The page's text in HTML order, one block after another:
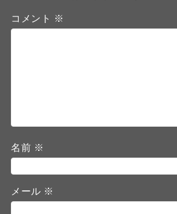
コメント ※
名前 ※
メール ※